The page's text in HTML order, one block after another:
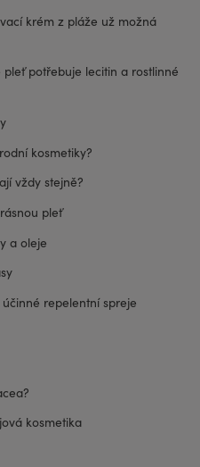
krém z pláže už možná
potřebuje lecitin a rostlinné
kosmetiky?
vždy stejně?
pleť
a oleje
repelentní spreje
kosmetika